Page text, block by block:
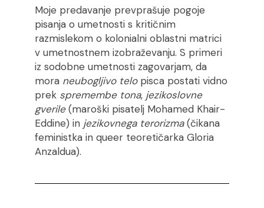
Moje predavanje prevprašuje pogoje
pisanja o umetnosti s kritičnim
razmislekom o kolonialni oblastni matrici
v umetnostnem izobraževanju. S primeri
iz sodobne umetnosti zagovarjam, da
mora neubogljivo telopisca postati vidno
prek spremembe tona,jezikoslovne
gverile(maroški pisatelj Mohamed Khair-
Eddine) in jezikovnega terorizma(čikana
feministka in queer teoretičarka Gloria
Anzaldua).